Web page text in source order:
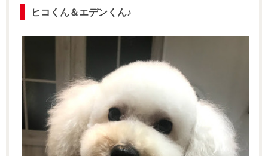
ヒコくん＆エデンくん♪